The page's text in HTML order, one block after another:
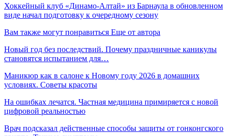
Хоккейный клуб «Динамо-Алтай» из Барнаула в обновленном
виде начал подготовку к очередному сезону
Вам также могут понравиться Еще от автора
Новый год без последствий. Почему праздничные каникулы
становятся испытанием для…
Маникюр как в салоне к Новому году 2026 в домашних
условиях. Советы красоты
На ошибках лечатся. Частная медицина примиряется с новой
цифровой реальностью
Врач подсказал действенные способы защиты от гонконгского